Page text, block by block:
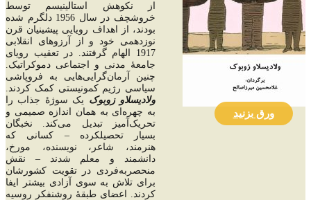
ورق بزنید
از نکوهش استالینیسم توسط
خروشچف در سال 1956 دلگرم شده
بودند، از اهداف رویایی پیشینیان قرن
نوزدهمی خود و از آرزوهای انقلابی
1917 الهام گرفتند. در تعقیب رویای
جامعۀ مدنی و اجتماعی دموکراتیک.
چنین آرمان‌گرایی‌هایی به فروپاشی
سیاسی رژیم کمونیستی کمک کردند.
ولادیسلاو زوبوک یک سوژۀ جذاب را
به چهره‌ای به همان اندازه صمیمی و
تحریک‌آمیز تبدیل می‌کند. نخبگان
بسیار تحصیلکرده – کسانی که
هنرمند، شاعر، نویسنده، مورخ،
دانشمند و معلم شدند – نقش
منحصربه‌فردی در تقویت کشورشان
برای تلاش به سوی آزادی بیشتر ایفا
کردند. اعضای طبقۀ روشنفکر روسیه